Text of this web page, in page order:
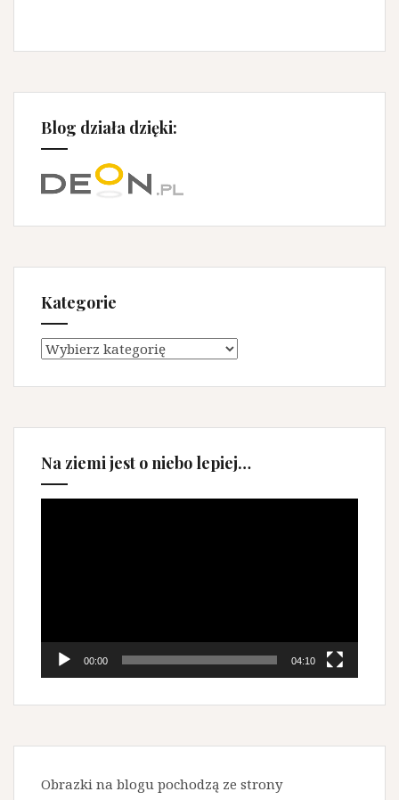
Blog działa dzięki:
Kategorie
Kategorie
Na ziemi jest o niebo lepiej…
00:00 04:10
Obrazki na blogu pochodzą ze strony